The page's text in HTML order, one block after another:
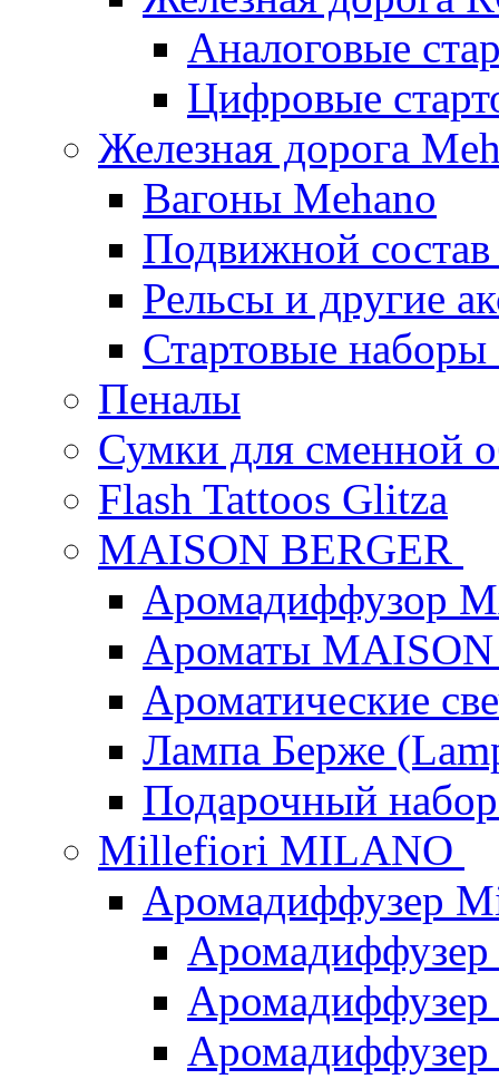
Аналоговые
Цифровые
Железная дорога
Вагоны Mehano
Подвижной
Рельсы и другие
Стартовые
Пеналы
Сумки для сменной
Flash Tattoos Glitza
MAISON BERGER
Аромадиффузор
Ароматы
Ароматические
Лампа Берже
Подарочный
Millefiori MILANO
Аромадиффузер